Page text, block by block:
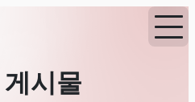
시물